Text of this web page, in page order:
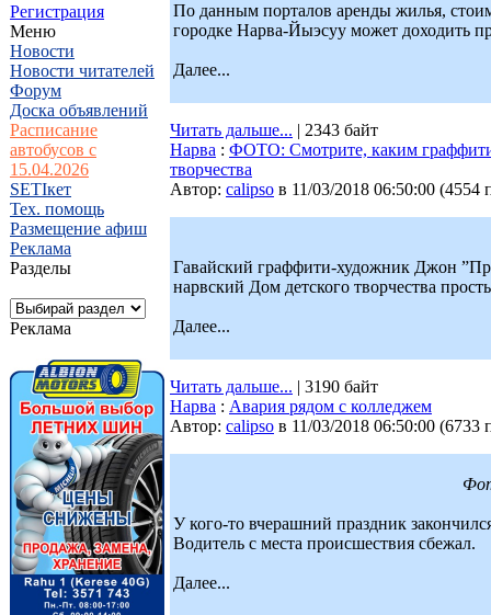
Регистрация
Меню
Новости
Новости читателей
Форум
Доска объявлений
Расписание
автобусов с
15.04.2026
SETIкет
Тех. помощь
Размещение афиш
Реклама
Разделы
Реклама
По данным порталов аренды жилья,
городке Нарва-Йыэсуу может доходить
Далее...
Читать дальше... | 2343 байт
Нарва : ФОТО: Смотрите, каким граффити
творчества
Автор: calipso в 11/03/2018 06:50:00 (4554
Гавайский граффити-художник Джон
нарвский Дом детского творчества
Далее...
Читать дальше... | 3190 байт
Нарва : Авария рядом с колледжем
Автор: calipso в 11/03/2018 06:50:00 (6733
У кого-то вчерашний праздник
Водитель с места происшествия сбежал.
Далее...